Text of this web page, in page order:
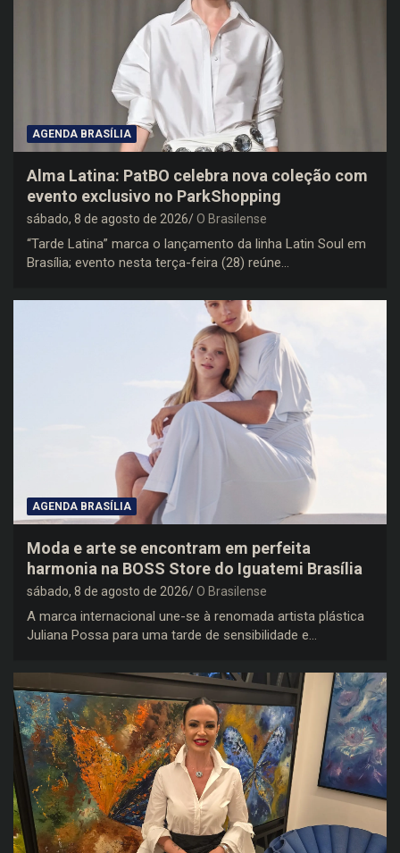
AGENDA BRASÍLIA
Alma Latina: PatBO celebra nova coleção com
evento exclusivo no ParkShopping
sábado, 8 de agosto de 2026 O Brasilense
“Tarde Latina” marca o lançamento da linha Latin Soul em
Brasília; evento nesta terça-feira (28) reúne…
AGENDA BRASÍLIA
Moda e arte se encontram em perfeita
harmonia na BOSS Store do Iguatemi Brasília
sábado, 8 de agosto de 2026 O Brasilense
A marca internacional une-se à renomada artista plástica
Juliana Possa para uma tarde de sensibilidade e…